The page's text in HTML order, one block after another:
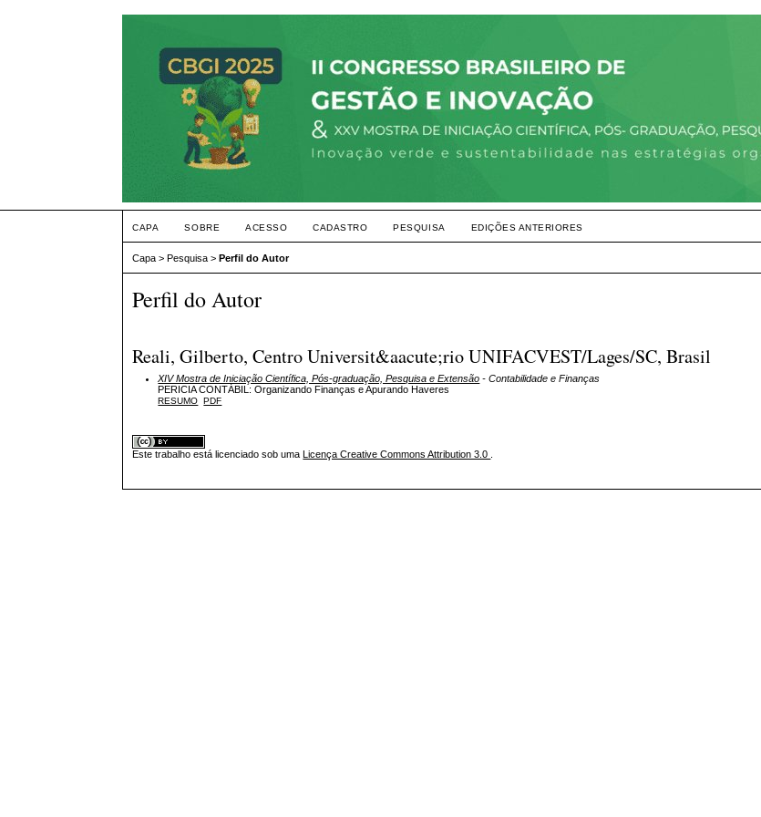
CAPA SOBRE ACESSO CADASTRO PESQUISA EDIÇÕES ANTERIORES
Capa >Pesquisa >Perfil do Autor
Perfil do Autor
Reali, Gilberto, Centro Universit&aacute;rio UNIFACVEST/Lages/SC, Brasil
XIV Mostra de Iniciação Científica, Pós-graduação, Pesquisa e Extensão - Contabilidade e Finanças
PERICIA CONTÁBIL: Organizando Finanças e Apurando Haveres
RESUMO PDF
Este trabalho está licenciado sob uma Licença Creative Commons Attribution 3.0